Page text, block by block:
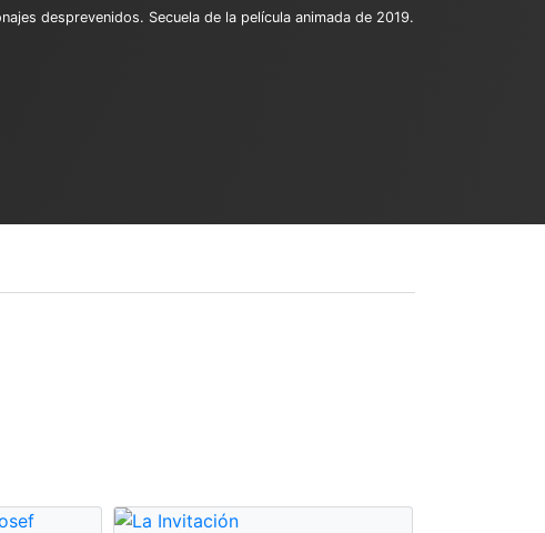
desprevenidos. Secuela de la película animada de 2019.